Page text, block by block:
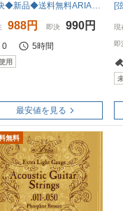
即決◆新品◆送料無料ARIA AGS-8003L x 6 [.017P] エレキギター用 バラ弦 3弦 LIGHT/メール便
988円 即決 990円
0 5時間
用
最安値を見る
現
即
無料